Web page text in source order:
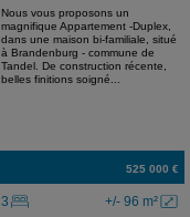
Nous vous proposons un
magnifique Appartement -Duplex,
dans une maison bi-familiale, situé
à Brandenburg - commune de
Tandel. De construction récente,
belles finitions soigné...
525 000 €
+/- 96 m²
3